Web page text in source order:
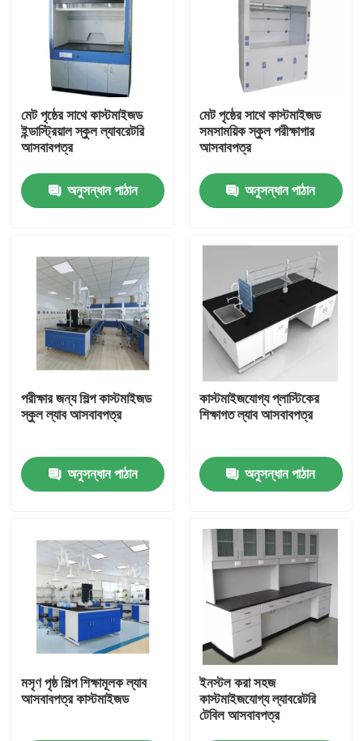
বাড়ি
আমাদের সম্পর্কে
পরিচিতি
পণ্য
আধুনিক ল্যাবরেটরি আসবাবপত্র
ল্যাবরেটরি আইল্যান্ড বেঞ্চ
ল্যাবরেটরি ওয়াল বেঞ্চ
ল্যাবরেটরি ফিউম হুড
মেট পৃষ্ঠের সাথে কাস্টমাইজড
ইন্ডাস্ট্রিয়াল স্কুল ল্যাবরেটরি
আসবাবপত্র
অনুসন্ধান পাঠান
মেট পৃষ্ঠের সাথে কাস্টমাইজড
সমসাময়িক স্কুল পরীক্ষাগার
আসবাবপত্র
অনুসন্ধান পাঠান
পরীক্ষার জন্য শিল্প কাস্টমাইজড
স্কুল ল্যাব আসবাবপত্র
অনুসন্ধান পাঠান
কাস্টমাইজযোগ্য প্লাস্টিকের
শিক্ষাগত ল্যাব আসবাবপত্র
অনুসন্ধান পাঠান
মসৃণ পৃষ্ঠ শিল্প শিক্ষামূলক ল্যাব
আসবাবপত্র কাস্টমাইজড
ইনস্টল করা সহজ
কাস্টমাইজযোগ্য ল্যাবরেটরি
টেবিল আসবাবপত্র